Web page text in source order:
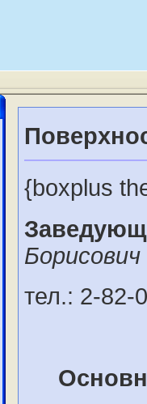
{boxplus
Борисович
тел.: 2-82-